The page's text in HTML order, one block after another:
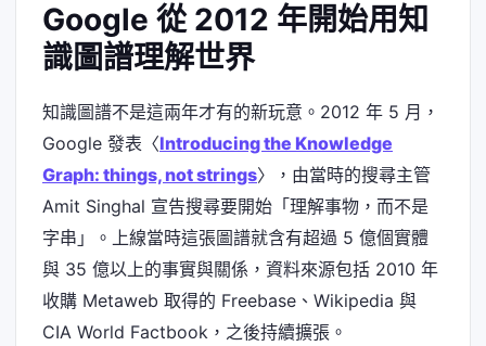
Google 從 2012 年開始用知
識圖譜理解世界
知識圖譜不是這兩年才有的新玩意。2012 年 5 月，
Google 發表〈Introducing the Knowledge
Graph: things, not strings〉，由當時的搜尋主管
Amit Singhal 宣告搜尋要開始「理解事物，而不是
字串」。上線當時這張圖譜就含有超過 5 億個實體
與 35 億以上的事實與關係，資料來源包括 2010 年
收購 Metaweb 取得的 Freebase、Wikipedia 與
CIA World Factbook，之後持續擴張。